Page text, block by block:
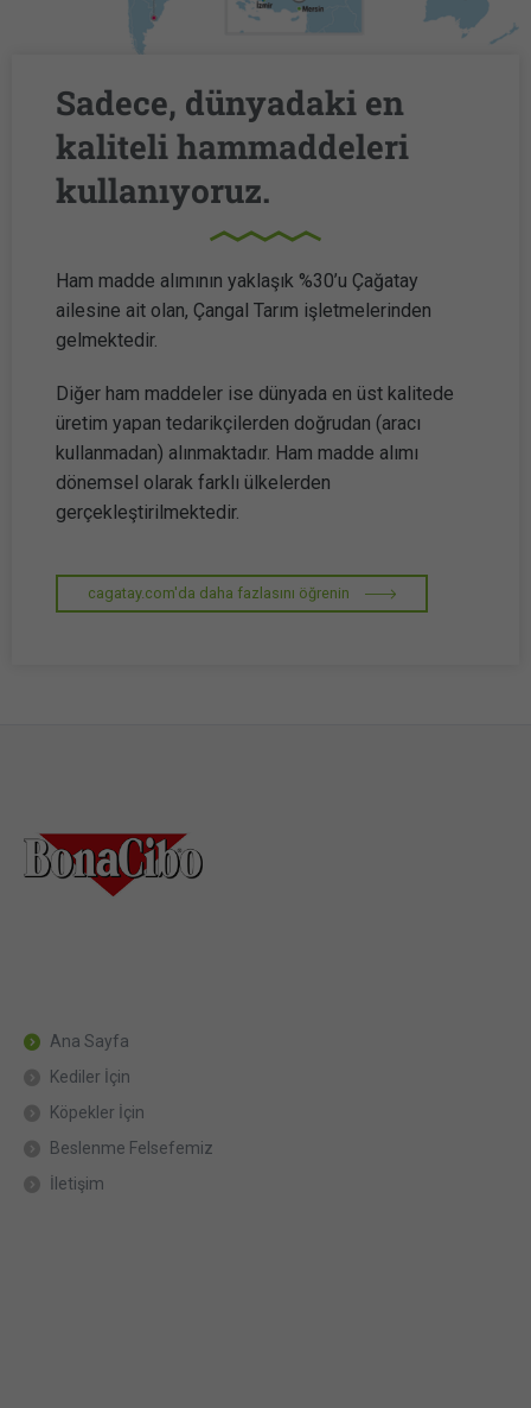
Sadece, dünyadaki en
kaliteli hammaddeleri
kullanıyoruz.
Ham madde alımının yaklaşık %30’u Çağatay
ailesine ait olan, Çangal Tarım işletmelerinden
gelmektedir.
Diğer ham maddeler ise dünyada en üst kalitede
üretim yapan tedarikçilerden doğrudan (aracı
kullanmadan) alınmaktadır. Ham madde alımı
dönemsel olarak farklı ülkelerden
gerçekleştirilmektedir.
cagatay.com'da daha fazlasını öğrenin
Ana Sayfa
Kediler İçin
Köpekler İçin
Beslenme Felsefemiz
İletişim